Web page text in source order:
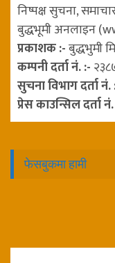
निष्पक्ष सुचना,
बुद्धभूमी अनलाइन
प्रकाशक :-बुद्धभुमी
कम्पनी दर्ता नं. :-
सुचना विभाग दर्ता नं.
प्रेस काउन्सिल दर्ता
फेसबुकमा हामी